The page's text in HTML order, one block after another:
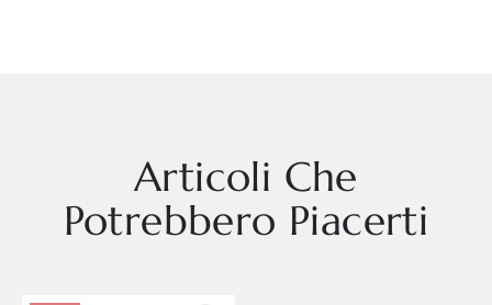
Articoli Che
Potrebbero Piacerti